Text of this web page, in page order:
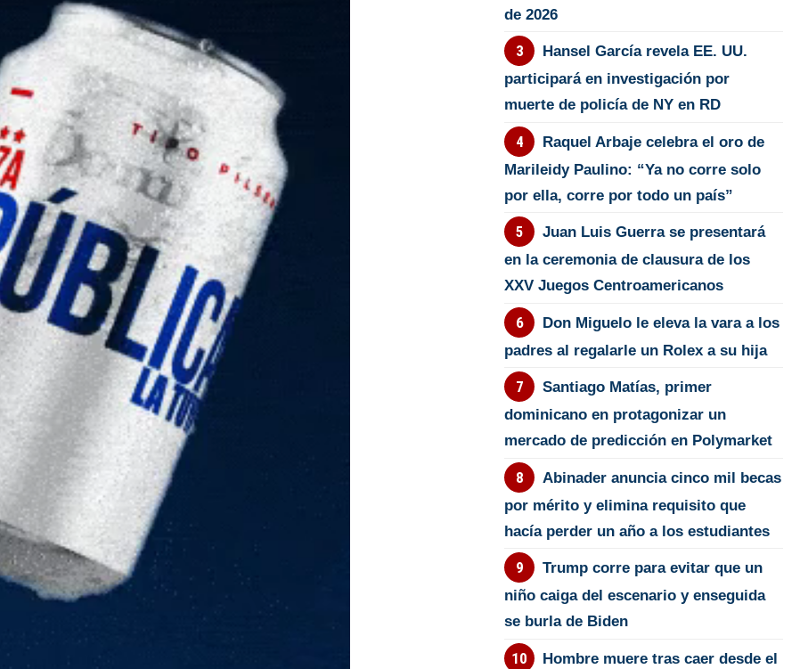
de 2026
Hansel García revela EE. UU.
participará en investigación por
muerte de policía de NY en RD
Raquel Arbaje celebra el oro de
Marileidy Paulino: “Ya no corre solo
por ella, corre por todo un país”
Juan Luis Guerra se presentará
en la ceremonia de clausura de los
XXV Juegos Centroamericanos
Don Miguelo le eleva la vara a los
padres al regalarle un Rolex a su hija
Santiago Matías, primer
dominicano en protagonizar un
mercado de predicción en Polymarket
Abinader anuncia cinco mil becas
por mérito y elimina requisito que
hacía perder un año a los estudiantes
Trump corre para evitar que un
niño caiga del escenario y enseguida
se burla de Biden
Hombre muere tras caer desde el